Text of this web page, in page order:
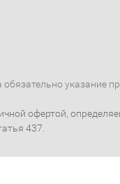
указание
офертой,
437.